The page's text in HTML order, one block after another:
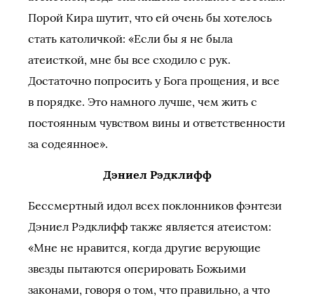
Порой Кира шутит, что ей очень бы хотелось
стать католичкой: «Если бы я не была
атеисткой, мне бы все сходило с рук.
Достаточно попросить у Бога прощения, и все
в порядке. Это намного лучше, чем жить с
постоянным чувством вины и ответственности
за содеянное».
Дэниел Рэдклифф
Бессмертный идол всех поклонников фэнтези
Дэниел Рэдклифф также является атеистом:
«Мне не нравится, когда другие верующие
звезды пытаются оперировать Божьими
законами, говоря о том, что правильно, а что